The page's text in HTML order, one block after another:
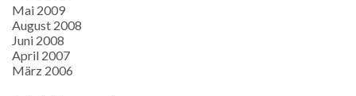
Mai 2009
August 2008
Juni 2008
April 2007
März 2006